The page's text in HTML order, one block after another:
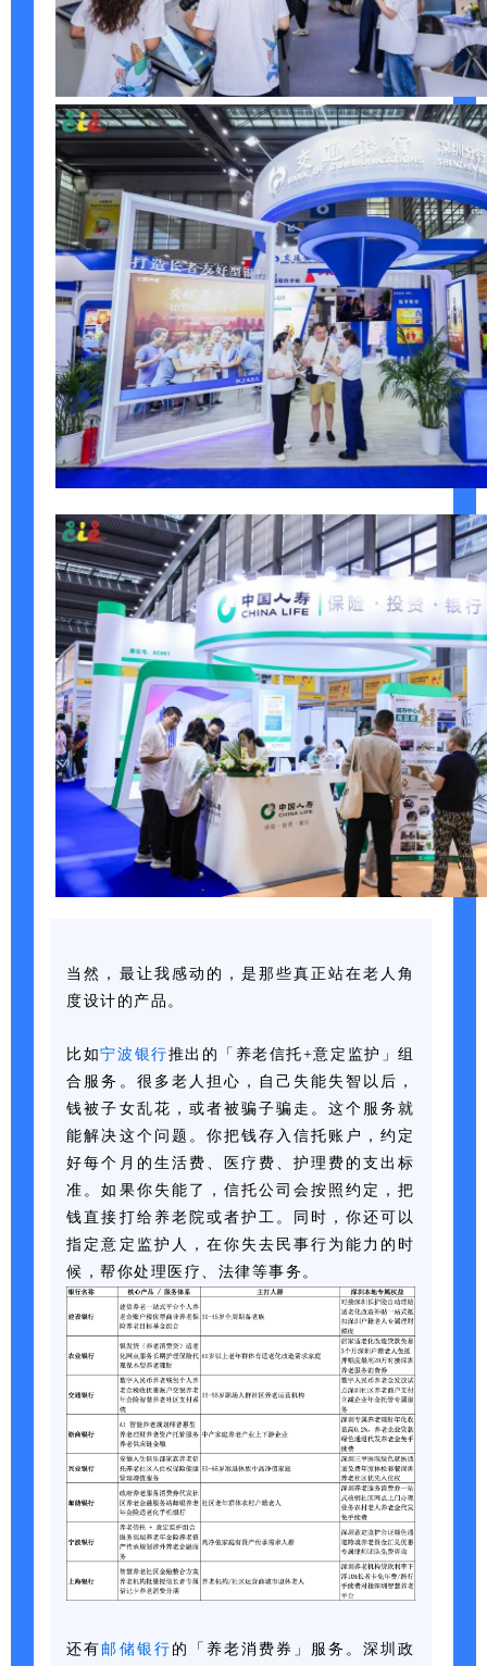
当然，最让我感动的，是那些真正站在老人角
度设计的产品。
比如宁波银行推出的「养老信托+意定监护」组
合服务。很多老人担心，自己失能失智以后，
钱被子女乱花，或者被骗子骗走。这个服务就
能解决这个问题。你把钱存入信托账户，约定
好每个月的生活费、医疗费、护理费的支出标
准。如果你失能了，信托公司会按照约定，把
钱直接打给养老院或者护工。同时，你还可以
指定意定监护人，在你失去民事行为能力的时
候，帮你处理医疗、法律等事务。
还有 邮储银行 的「养老消费券」服务。深圳政